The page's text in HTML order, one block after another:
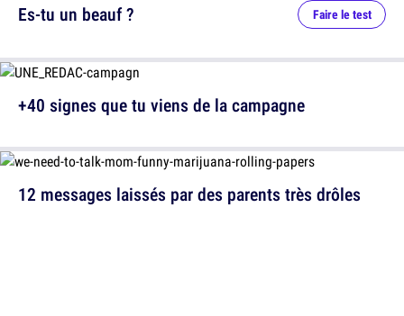
12 messages laissés par des parents très drôles
Es-tu un beauf ? Faire le test
+40 signes que tu viens de la campagne